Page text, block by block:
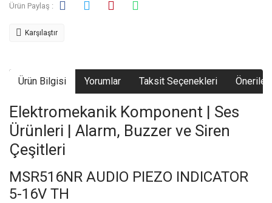
Ürün Paylaş :
Karşılaştır
Ürün Bilgisi Yorumlar Taksit Seçenekleri
Elektromekanik Komponent | Ses
Ürünleri | Alarm, Buzzer ve Siren
Çeşitleri
MSR516NR AUDIO PIEZO INDICATOR
5-16V TH